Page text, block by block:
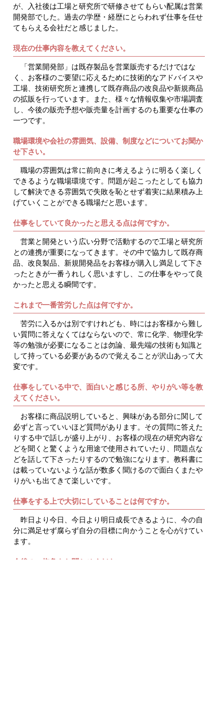
が、入社後は工場と研究所で研修させてもらい配属は営業
開発部でした。過去の学歴・経歴にとらわれず仕事を任せ
てもらえる会社だと感じました。
現在の仕事内容を教えてください。
「営業開発部」は既存製品を営業販売するだけではな
く、お客様のご要望に応えるために技術的なアドバイスや
工場、技術研究所と連携して既存商品の改良品や新規商品
の拡販を行っています。また、様々な情報収集や市場調査
し、今後の販売予想や販売量を計画するのも重要な仕事の
一つです。
職場環境や会社の雰囲気、設備、制度などについてお聞か
せ下さい。
職場の雰囲気は常に前向きに考えるように明るく楽しく
できるような職場環境です。問題が起こったとしても協力
して解決できる雰囲気で失敗を恥とせず着実に結果積み上
げていくことができる職場だと思います。
仕事をしていて良かったと思える点は何ですか。
営業と開発という広い分野で活動するので工場と研究所
との連携が重要になってきます。その中で協力して既存商
品、改良製品、新規開発品をお客様が購入し満足して下さ
ったときが一番うれしく思いますし、この仕事をやって良
かったと思える瞬間です。
これまで一番苦労した点は何ですか。
苦労に入るかは別ですけれども、時にはお客様から難し
い質問に答えなくてはならないので、常に化学、物理化学
等の勉強が必要になることは勿論、最先端の技術も知識と
して持っている必要があるので覚えることが沢山あって大
変です。
仕事をしている中で、面白いと感じる所、やりがい等を教
えてください。
お客様に商品説明していると、興味がある部分に関して
必ずと言っていいほど質問があります。その質問に答えた
りする中で話しが盛り上がり、お客様の現在の研究内容な
どを聞くと驚くような用途で使用されていたり、問題点な
どを話して下さったりするので勉強になります。教科書に
は載っていないような話が数多く聞けるので面白くまたや
りがいも出てきて楽しいです。
仕事をする上で大切にしていることは何ですか。
昨日より今日、今日より明日成長できるように、今の自
分に満足せず腐らず自分の目標に向かうことを心がけてい
ます。
今後の、抱負をお聞かせください。